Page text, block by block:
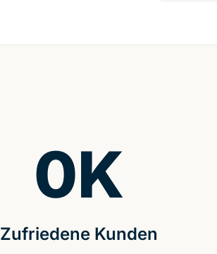
Zufriedene Kunden
0K